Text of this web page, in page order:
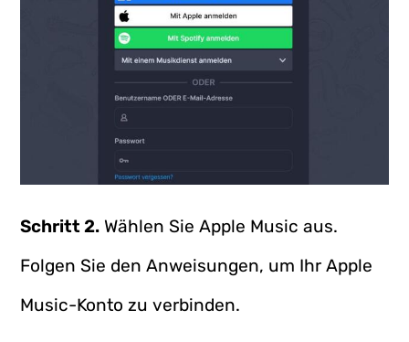
Schritt 2. Wählen Sie Apple Music aus.
Folgen Sie den Anweisungen, um Ihr Apple
Music-Konto zu verbinden.